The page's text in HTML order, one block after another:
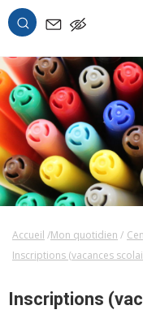
Accueil Mon quotidien
Inscriptions (vacances
Inscriptions